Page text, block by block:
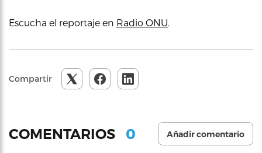
Escucha el reportaje en Radio ONU.
Compartir
COMENTARIOS 0 Añadir comentario